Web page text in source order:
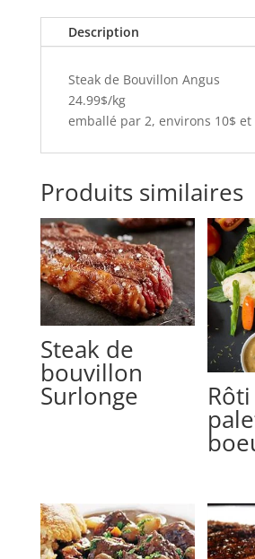
Description
Steak de Bouvillon Angus
24.99$/kg
emballé par 2, environs 10$ et
Produits similaires
Steak de
bouvillon
Surlonge